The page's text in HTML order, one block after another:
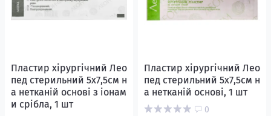
Пластир хірургічний Лео
пед стерильний 5х7,5см н
а нетканій основі з іонам
и срібла, 1 шт
Пластир хірургічний Лео
пед стерильний 5х7,5см н
а нетканій основі, 1 шт
0